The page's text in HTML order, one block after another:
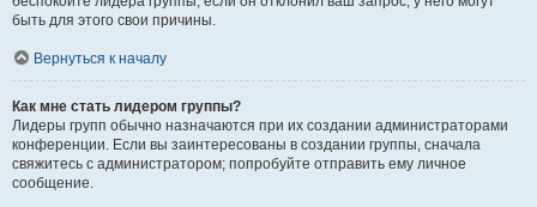
быть для этого свои причины.
Вернуться к началу
Как мне стать лидером группы?
Лидеры групп обычно назначаются при их создании администраторами
конференции. Если вы заинтересованы в создании группы, сначала
свяжитесь с администратором; попробуйте отправить ему личное
сообщение.